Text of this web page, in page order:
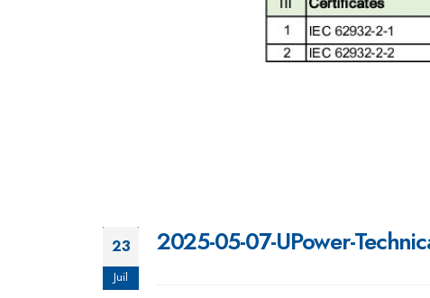
23
Juil
2025-05-07-UPower-